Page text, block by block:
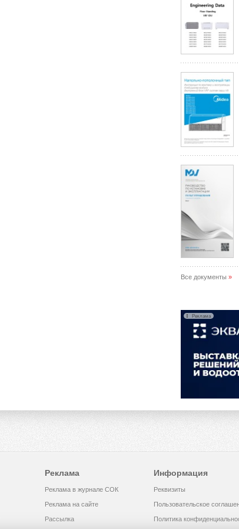
Все документы »
Реклама
Реклама
Реклама в журнале СОК
Реклама на сайте
Рассылка
Информация
Реквизиты
Пользовательское
Политика